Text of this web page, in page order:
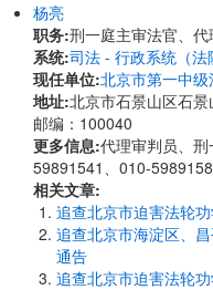
杨亮
职务:刑一庭主审法官、代
系统:司法 - 行政系统（法
现任单位:北京市第一中级
地址:北京市石景山区石
邮编：100040
更多信息:代理审判员、
59891541、010-
相关文章:
追查北京市迫害法轮
追查北京市海淀区、
通告
追查北京市迫害法轮